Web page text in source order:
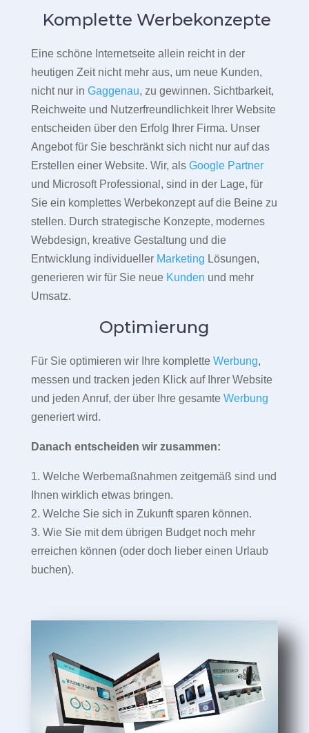
Komplette Werbekonzepte
Eine schöne Internetseite allein reicht in der
heutigen Zeit nicht mehr aus, um neue Kunden,
nicht nur in Gaggenau, zu gewinnen. Sichtbarkeit,
Reichweite und Nutzerfreundlichkeit Ihrer Website
entscheiden über den Erfolg Ihrer Firma. Unser
Angebot für Sie beschränkt sich nicht nur auf das
Erstellen einer Website. Wir, als Google Partner
und Microsoft Professional, sind in der Lage, für
Sie ein komplettes Werbekonzept auf die Beine zu
stellen. Durch strategische Konzepte, modernes
Webdesign, kreative Gestaltung und die
Entwicklung individueller Marketing Lösungen,
generieren wir für Sie neue Kunden und mehr
Umsatz.
Optimierung
Für Sie optimieren wir Ihre komplette Werbung,
messen und tracken jeden Klick auf Ihrer Website
und jeden Anruf, der über Ihre gesamte Werbung
generiert wird.
Danach entscheiden wir zusammen:
1. Welche Werbemaßnahmen zeitgemäß sind und
Ihnen wirklich etwas bringen.
2. Welche Sie sich in Zukunft sparen können.
3. Wie Sie mit dem übrigen Budget noch mehr
erreichen können (oder doch lieber einen Urlaub
buchen).